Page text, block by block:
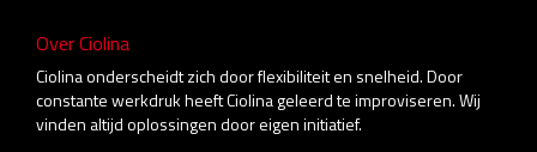
Over Ciolina
Ciolina onderscheidt zich door flexibiliteit en snelheid. Door
constante werkdruk heeft Ciolina geleerd te improviseren. Wij
vinden altijd oplossingen door eigen initiatief.